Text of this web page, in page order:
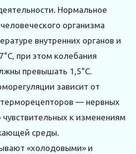
Нормальное
организма
внутренних органов и
при этом колебания
превышать 1,5°С.
зависит от
— нервных
чувствительных к изменениям
среды.
«холодовыми» и